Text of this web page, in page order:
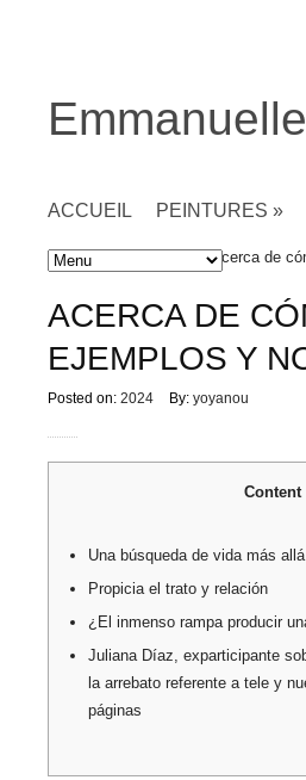
ACCUEIL PEINTURES »
Accueil » Acerca de
ACERCA DE
EJEMPLOS Y
Posted on: 2024 By: yoyanou
Content
Una búsqueda de vida más
Propicia el trato y relación
¿El inmenso rampa producir
Juliana Díaz, exparticipante
la arrebato referente a tele y
páginas